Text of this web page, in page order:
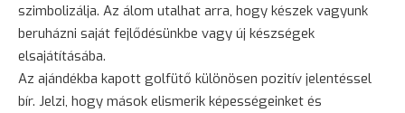
szimbolizálja. Az álom utalhat arra, hogy készek vagyunk
beruházni saját fejlődésünkbe vagy új készségek
elsajátításába.
Az ajándékba kapott golfütő különösen pozitív jelentéssel
bír. Jelzi, hogy mások elismerik képességeinket és